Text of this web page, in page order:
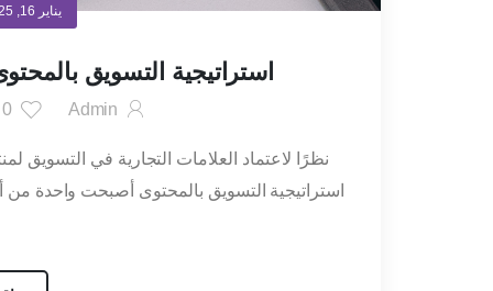
يناير 16, 2025
استراتيجية التسويق
Admin
0
نظرًا لاعتماد العلامات التجارية في التسويق
استراتيجية التسويق بالمحتوى أصبحت واحدة